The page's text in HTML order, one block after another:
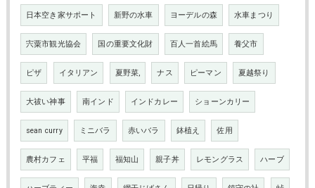
日本空き家サポート 新野の水車 ヨーデルの森 水車まつり
宍粟市観光協会 国の重要文化財 百人一首絵馬 養父市
ピザ イタリアン 夏野菜, ナス ピーマン 夏越祭り
大祓い神事 南インド インドカレー ショーンカリー
sean curry ミニバラ 赤いバラ 鉢植え 佐用
農村カフェ 平福 福知山 親子丼 レモングラス ハーブ